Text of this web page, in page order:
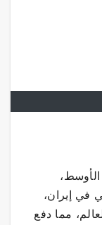
في إيران،
مما دفع